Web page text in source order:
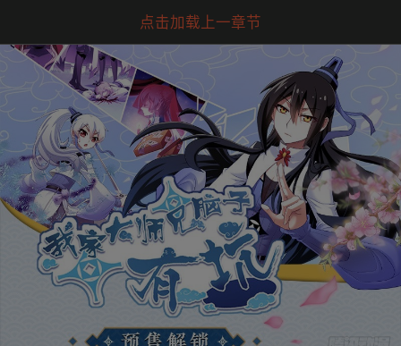
点击加载上一章节